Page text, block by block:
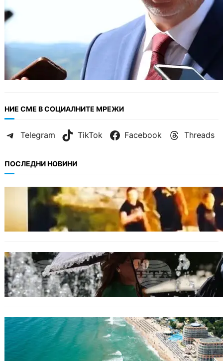
НИЕ СМЕ В СОЦИАЛНИТЕ МРЕЖИ
Telegram TikTok Facebook Threads
ПОСЛЕДНИ НОВИНИ
МНЕНИЯ
Скандалът в Банско: Имало ли е
провокация от италианските младежи
преди нацистките нападки?
БЕЗ КАТЕГОРИЯ
Жега до 37°: НИМХ обяви оранжев и жълт
код за опасно време.
ИКОНОМИКА
Интерактивна карта показва всички водни
бази по Черноморието